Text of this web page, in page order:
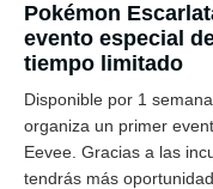
Pokémon
evento especial
tiempo limitado
Disponible por 1
organiza un primer
Eevee. Gracias a las
tendrás más